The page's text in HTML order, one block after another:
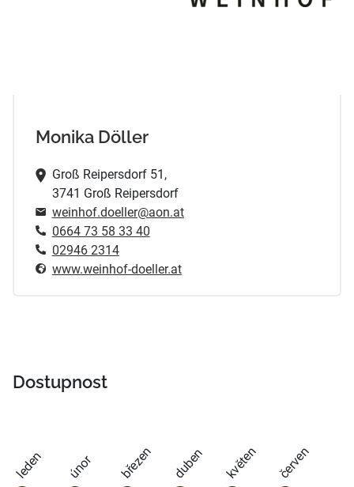
Monika Döller
Groß Reipersdorf 51,
3741 Groß Reipersdorf
weinhof.doeller@aon.at
0664 73 58 33 40
02946 2314
www.weinhof-doeller.at
Dostupnost
leden únor březen duben květen červen